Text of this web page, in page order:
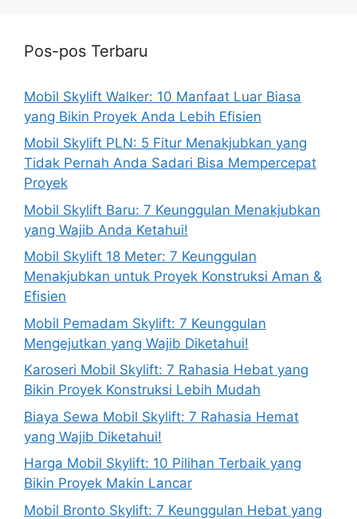
Pos-pos Terbaru
Mobil Skylift Walker: 10 Manfaat Luar Biasa
yang Bikin Proyek Anda Lebih Efisien
Mobil Skylift PLN: 5 Fitur Menakjubkan yang
Tidak Pernah Anda Sadari Bisa Mempercepat
Proyek
Mobil Skylift Baru: 7 Keunggulan Menakjubkan
yang Wajib Anda Ketahui!
Mobil Skylift 18 Meter: 7 Keunggulan
Menakjubkan untuk Proyek Konstruksi Aman &
Efisien
Mobil Pemadam Skylift: 7 Keunggulan
Mengejutkan yang Wajib Diketahui!
Karoseri Mobil Skylift: 7 Rahasia Hebat yang
Bikin Proyek Konstruksi Lebih Mudah
Biaya Sewa Mobil Skylift: 7 Rahasia Hemat
yang Wajib Diketahui!
Harga Mobil Skylift: 10 Pilihan Terbaik yang
Bikin Proyek Makin Lancar
Mobil Bronto Skylift: 7 Keunggulan Hebat yang